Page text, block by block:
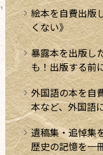
絵本を自費出版
くない》
暴露本を出版し
も！出版する前
外国語の本を自
本など、外国語
遺稿集・追悼集
歴史の記憶を一